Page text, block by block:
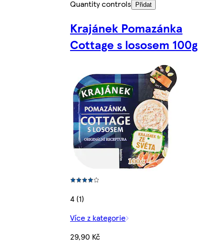
Quantity controls
Přidat
Krajánek Pomazánka
Cottage s lososem 100g
4 (1)
Více z kategorie
29,90 Kč